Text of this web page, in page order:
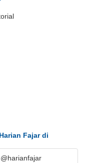
Fajar di
@harianfajar